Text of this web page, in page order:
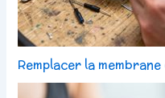
Remplacer la